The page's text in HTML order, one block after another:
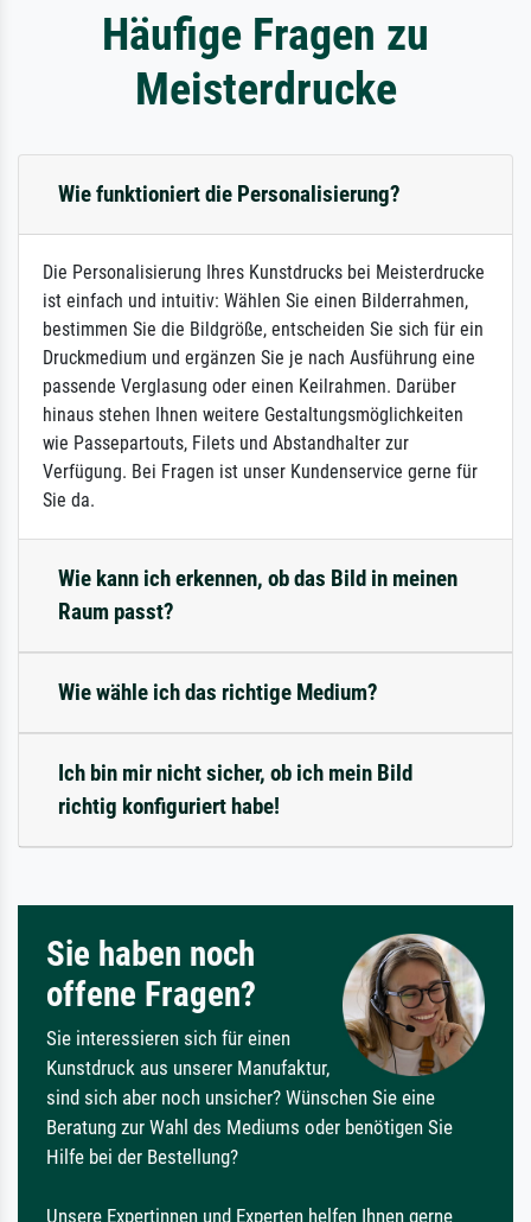
Häufige Fragen zu
Meisterdrucke
Wie funktioniert die Personalisierung?
Die Personalisierung Ihres Kunstdrucks bei Meisterdrucke
ist einfach und intuitiv: Wählen Sie einen Bilderrahmen,
bestimmen Sie die Bildgröße, entscheiden Sie sich für ein
Druckmedium und ergänzen Sie je nach Ausführung eine
passende Verglasung oder einen Keilrahmen. Darüber
hinaus stehen Ihnen weitere Gestaltungsmöglichkeiten
wie Passepartouts, Filets und Abstandhalter zur
Verfügung. Bei Fragen ist unser Kundenservice gerne für
Sie da.
Wie kann ich erkennen, ob das Bild in meinen
Raum passt?
Wie wähle ich das richtige Medium?
Ich bin mir nicht sicher, ob ich mein Bild
richtig konfiguriert habe!
Sie haben noch
offene Fragen?
Sie interessieren sich für einen
Kunstdruck aus unserer Manufaktur,
sind sich aber noch unsicher? Wünschen Sie eine
Beratung zur Wahl des Mediums oder benötigen Sie
Hilfe bei der Bestellung?
Unsere Expertinnen und Experten helfen Ihnen gerne